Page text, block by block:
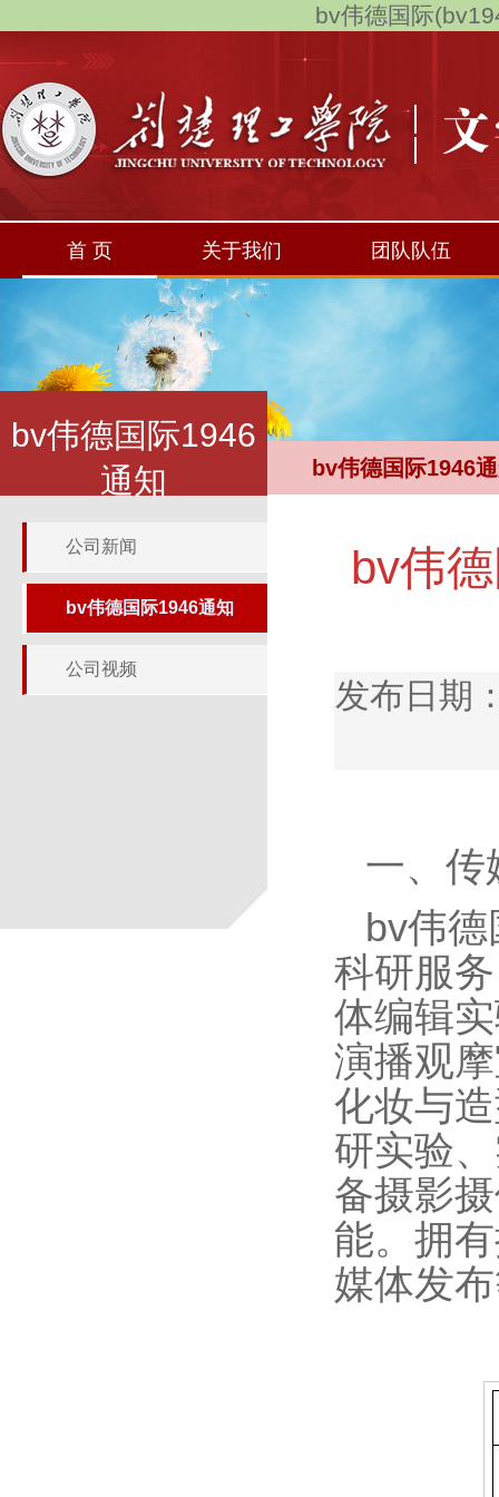
bv伟德国际
首 页 关于我们 团队队伍
bv伟德国际1946
通知
bv伟德国际1946
公司新闻
bv伟德国际1946通知
公司视频
bv伟
发布日
一、传
bv伟
科研服
体编辑
演播观
化妆与
研实验
备摄影
能。拥
媒体发